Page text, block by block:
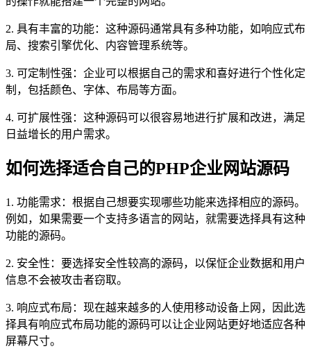
2. 具有丰富的功能：这种源码通常具有多种功能，如响应式布
局、搜索引擎优化、内容管理系统等。
3. 可定制性强：企业可以根据自己的需求和喜好进行个性化定
制，包括颜色、字体、布局等方面。
4. 可扩展性强：这种源码可以很容易地进行扩展和改进，满足
日益增长的用户需求。
如何选择适合自己的PHP企业网站源码
1. 功能需求：根据自己想要实现哪些功能来选择相应的源码。
例如，如果需要一个支持多语言的网站，就需要选择具有这种
功能的源码。
2. 安全性：要选择安全性较高的源码，以保怔企业数据和用户
信息不会被攻击者窃取。
3. 响应式布局：现在越来越多的人使用移动设备上网，因此选
择具有响应式布局功能的源码可以让企业网站更好地适应各种
屏幕尺寸。